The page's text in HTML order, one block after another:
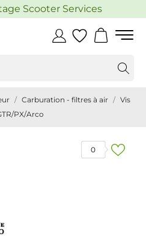
Scooter Services
Carburation - filtres à air
Vis
PX/Arco
0